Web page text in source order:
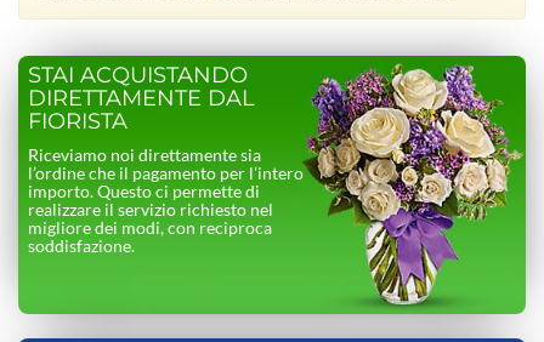
STAI ACQUISTANDO
DIRETTAMENTE DAL
FIORISTA
Riceviamo noi direttamente sia
l’ordine che il pagamento per l’intero
importo. Questo ci permette di
realizzare il servizio richiesto nel
migliore dei modi, con reciproca
soddisfazione.